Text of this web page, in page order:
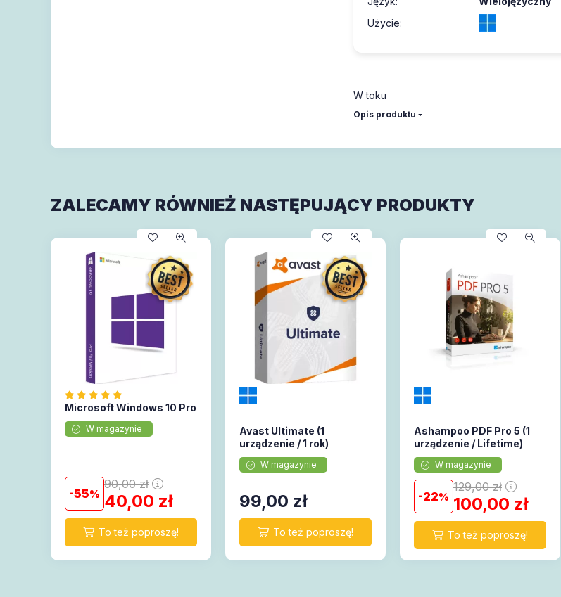
Użycie:
W toku
Opis produktu
ZALECAMY RÓWNIEŻ NASTĘPUJĄCY PRODUKTY
Microsoft Windows 10 Pro
W magazynie
55
90,00zł
40,00 zł
Avast Ultimate (1
urządzenie / 1 rok)
W magazynie
99,00 zł
Ashampoo PDF Pro 5 (1
urządzenie / Lifetime)
W magazynie
22
129,00zł
100,00 zł